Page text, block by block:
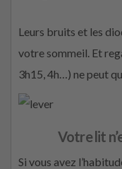
Leurs bruits et les
votre sommeil. Et
3h15, 4h…) ne peut
Votre lit
Si vous avez